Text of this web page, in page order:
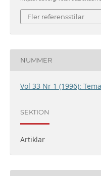
Fler referensstilar
NUMMER
Vol 33 Nr 1 (1996):
SEKTION
Artiklar